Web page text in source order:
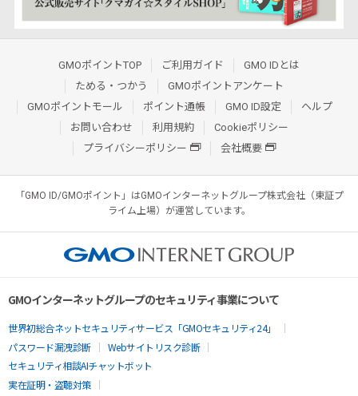
GMOポイントTOP ご利用ガイド
GMO IDとは
ためる・つかう
GMOポイントアンケート
GMOポイントモール
ポイント通帳 GMO ID設定
ヘルプ
お問い合わせ
利用規約
Cookieポリシー
プライバシーポリシー
会社概要
「GMO ID/GMOポイント」はGMOインターネットグループ株式会社（東証プ
ライム上場）が運営しています。
GMOインターネットグループのセキュリティ事業について
世界初総合ネットセキュリティサービス「GMOセキュリティ24」
パスワード漏洩診断
Webサイトリスク診断
セキュリティ相談AIチャットボット
実在証明・盗聴対策